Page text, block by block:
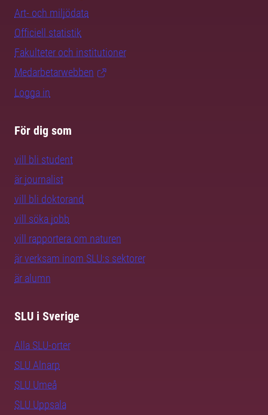
Art- och miljödata
Officiell statistik
Fakulteter och institutioner
Medarbetarwebben
Logga in
För dig som
vill bli student
är journalist
vill bli doktorand
vill söka jobb
vill rapportera om naturen
är verksam inom SLU:s sektorer
är alumn
SLU i Sverige
Alla SLU-orter
SLU Alnarp
SLU Umeå
SLU Uppsala